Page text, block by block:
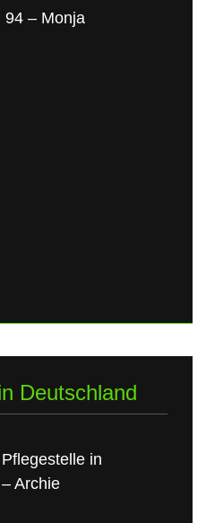
94 – Monja
Deutschland
in
Archie